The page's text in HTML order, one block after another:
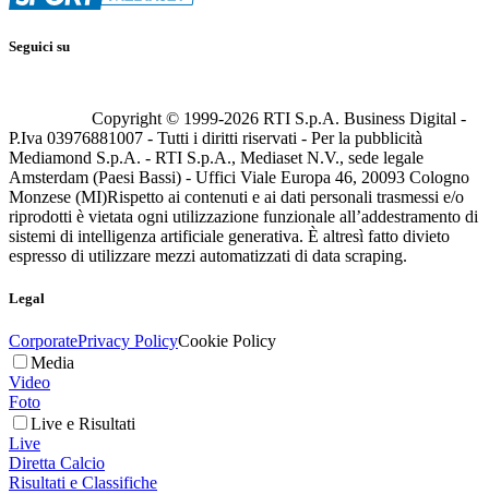
Seguici su
Copyright © 1999-2026 RTI S.p.A. Business Digital -
P.Iva 03976881007 - Tutti i diritti riservati - Per la pubblicità
Mediamond S.p.A. - RTI S.p.A., Mediaset N.V., sede legale
Amsterdam (Paesi Bassi) - Uffici Viale Europa 46, 20093 Cologno
Monzese (MI)Rispetto ai contenuti e ai dati personali trasmessi e/o
riprodotti è vietata ogni utilizzazione funzionale all’addestramento di
sistemi di intelligenza artificiale generativa. È altresì fatto divieto
espresso di utilizzare mezzi automatizzati di data scraping.
Legal
CorporatePrivacy PolicyCookie Policy
Media
Video
Foto
Live e Risultati
Live
Diretta Calcio
Risultati e Classifiche